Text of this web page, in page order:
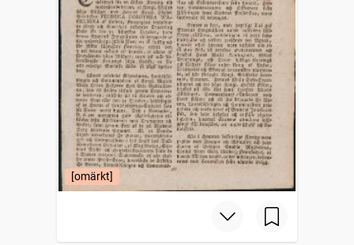
[omärkt]